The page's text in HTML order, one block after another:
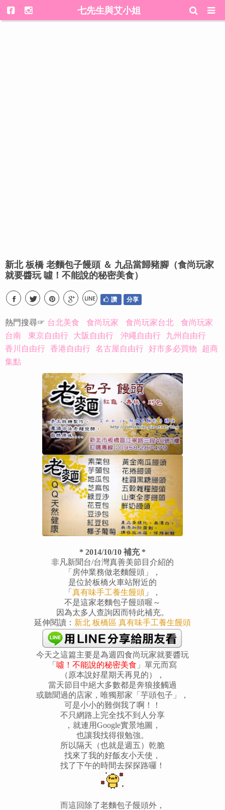
七先生與艾小姐
新北 板橋 老麵包子饅頭 ＆ 九品當歸豬腳（食尚玩家
就要醬玩 噓！不能說的秘密美食）
LINE 讚 分享
熱門搜尋☞ 台北美食 食尚玩家 食尚玩家台北
食尚玩家
台南
東京自由行 大阪自由行 沖繩自由行 九州自由行
香川自由行 香港自由行 名古屋自由行 好市多必買物 超商
集點
* 2014/10/10 補充 *
非凡新聞台/台灣真善美節目介紹的
「房仲業務做老麵饅頭」，
是位於板橋火車站附近的
「 真有味手工養生饅頭 」，
不是這家老麵包子饅頭喔～
因為太多人查詢因而特此補充。
延伸閱讀： 新北 板橋區 真有味手工養生饅頭
今天之這篇主要是為週四食尚玩家就要醬玩
「 噓！不能說的秘密美食 」單元而寫
（原本說好星期天再見的），
當天節目中絕大多數都是奔狼接觸過
或聽聞過的店家，唯獨那家「芋頭包子」，
可是小小的難倒我了啊！！
不只網路上完全找不到人分享
，就連用Google實景地圖，
也讓我找得很勉強。
所以隔天（也就是週五）乾脆
找來了我的好飯友小天使，
找了下午的時間去探探路囉！
而這回除了老麵包子饅頭外，